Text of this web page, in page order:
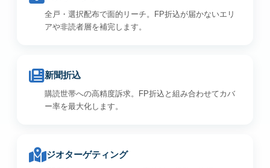
全戸・選択配布で面的リーチ。FP折込が届かないエリ
アや非読者層を補完します。
新聞折込
購読世帯への高精度訴求。FP折込と組み合わせてカバ
ー率を最大化します。
ジオターゲティング